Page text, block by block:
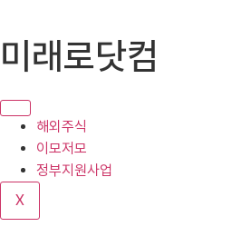
텐
로
기
미래로닷컴
해외주식
이모저모
정부지원사업
X